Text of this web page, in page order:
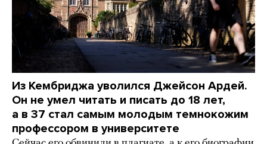
Из Кембриджа уволился Джейсон Ардей.
Он не умел читать и писать до 18 лет,
а в 37 стал самым молодым темнокожим
профессором в университете